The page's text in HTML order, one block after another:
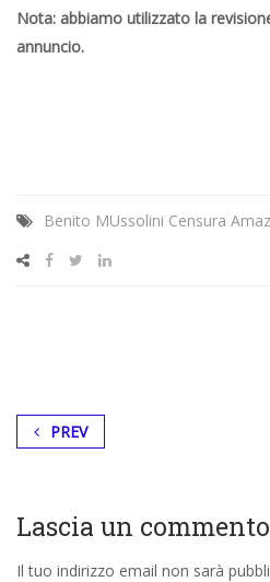
Nota: abbiamo utilizzato la
annuncio.
Benito MUssolini Censura
PREV
Lascia un commento
Il tuo indirizzo email non sarà